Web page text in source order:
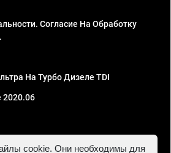
Согласие На Обработку
На Турбо Дизеле TDI
2020.06
ИНН 781302555843,
cookie. Они необходимы для